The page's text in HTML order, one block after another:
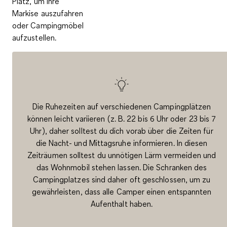
Markise auszufahren
oder Campingmöbel
aufzustellen.
Die Ruhezeiten auf verschiedenen Campingplätzen
können leicht variieren (z. B. 22 bis 6 Uhr oder 23 bis 7
Uhr), daher solltest du dich vorab über die Zeiten für
die Nacht- und Mittagsruhe informieren. In diesen
Zeiträumen solltest du unnötigen Lärm vermeiden und
das Wohnmobil stehen lassen. Die Schranken des
Campingplatzes sind daher oft geschlossen, um zu
gewährleisten, dass alle Camper einen entspannten
Aufenthalt haben.